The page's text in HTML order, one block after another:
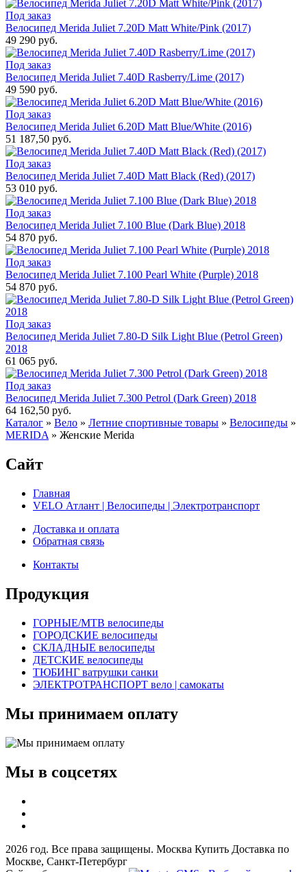
Под заказ
Велосипед Merida Juliet 7.20D Matt White/Pink (2017)
49 290 руб.
Под заказ
Велосипед Merida Juliet 7.40D Rasberry/Lime (2017)
49 590 руб.
Под заказ
Велосипед Merida Juliet 6.20D Matt Blue/White (2016)
51 187,50 руб.
Под заказ
Велосипед Merida Juliet 7.40D Matt Black (Red) (2017)
53 010 руб.
Под заказ
Велосипед Merida Juliet 7.100 Blue (Dark Blue) 2018
54 870 руб.
Под заказ
Велосипед Merida Juliet 7.100 Pearl White (Purple) 2018
54 870 руб.
Под заказ
Велосипед Merida Juliet 7.80-D Silk Light Blue (Petrol Green)
2018
61 065 руб.
Под заказ
Велосипед Merida Juliet 7.300 Petrol (Dark Green) 2018
64 162,50 руб.
Каталог » Вело » Летние спортивные товары » Велосипеды »
MERIDA » Женские Merida
Сайт
Главная
VELO Атлант | Велосипеды | Электротранспорт
Доставка и оплата
Обратная связь
Контакты
Продукция
ГОРНЫЕ/MTB велосипеды
ГОРОДСКИЕ велосипеды
СКЛАДНЫЕ велосипеды
ДЕТСКИЕ велосипеды
ТЮБИНГ ватрушки санки
ЭЛЕКТРОТРАНСПОРТ вело | самокаты
Мы принимаем оплату
Мы в соцсетях
2026 год. Все права защищены. Москва Купить Доставка по
Москве, Санкт-Петербург